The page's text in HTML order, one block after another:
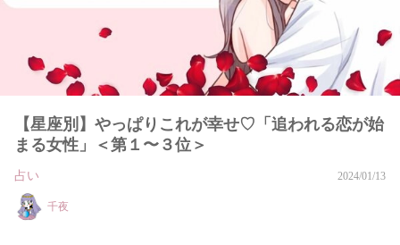
【星座別】やっぱりこれが幸せ♡「追われる恋が始
まる女性」＜第１〜３位＞
占い 2024/01/13
千夜